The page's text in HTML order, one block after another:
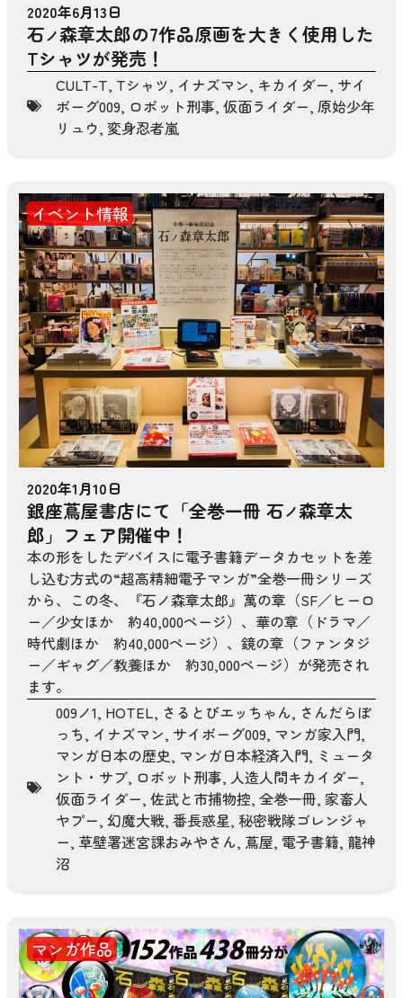
2020年6月13日
石ノ森章太郎の7作品原画を大きく使用した
Tシャツが発売！
CULT-T, Tシャツ, イナズマン, キカイダー, サイ
ボーグ009, ロボット刑事, 仮面ライダー, 原始少年
リュウ, 変身忍者嵐
イベント情報
2020年1月10日
銀座蔦屋書店にて「全巻一冊 石ノ森章太
郎」フェア開催中！
本の形をしたデバイスに電子書籍データカセットを差
し込む方式の“超高精細電子マンガ”全巻一冊シリーズ
から、この冬、『石ノ森章太郎』萬の章（SF／ヒーロ
ー／少女ほか 約40,000ページ）、華の章（ドラマ／
時代劇ほか 約40,000ページ）、鏡の章（ファンタジ
ー／ギャグ／教養ほか 約30,000ページ）が発売され
ます。
009ノ1, HOTEL, さるとびエッちゃん, さんだらぼ
っち, イナズマン, サイボーグ009, マンガ家入門,
マンガ日本の歴史, マンガ日本経済入門, ミュータ
ント・サブ, ロボット刑事, 人造人間キカイダー,
仮面ライダー, 佐武と市捕物控, 全巻一冊, 家畜人
ヤプー, 幻魔大戦, 番長惑星, 秘密戦隊ゴレンジャ
ー, 草壁署迷宮課おみやさん, 蔦屋, 電子書籍, 龍神
沼
マンガ作品